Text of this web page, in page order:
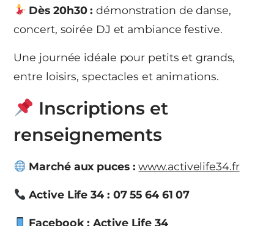
Dès 20h30 : démonstration de danse,
concert, soirée DJ et ambiance festive.
Une journée idéale pour petits et grands,
entre loisirs, spectacles et animations.
Inscriptions et
renseignements
Marché aux puces : www.activelife34.fr
Active Life 34 : 07 55 64 61 07
Facebook : Active Life 34